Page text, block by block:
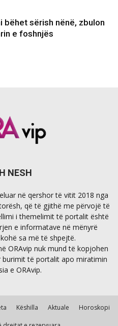
bëhet sërish nënë, zbulon
e foshnjës
NESH
në qershor të vitit 2018 nga
që të gjithë me përvojë të
i themelimit të portalit është
e informatave në mënyrë
sa më të shpejtë.
ORAvip nuk mund të kopjohen
të portalit apo miratimin
e ORAvip.
Këshilla Aktuale Horoskopi